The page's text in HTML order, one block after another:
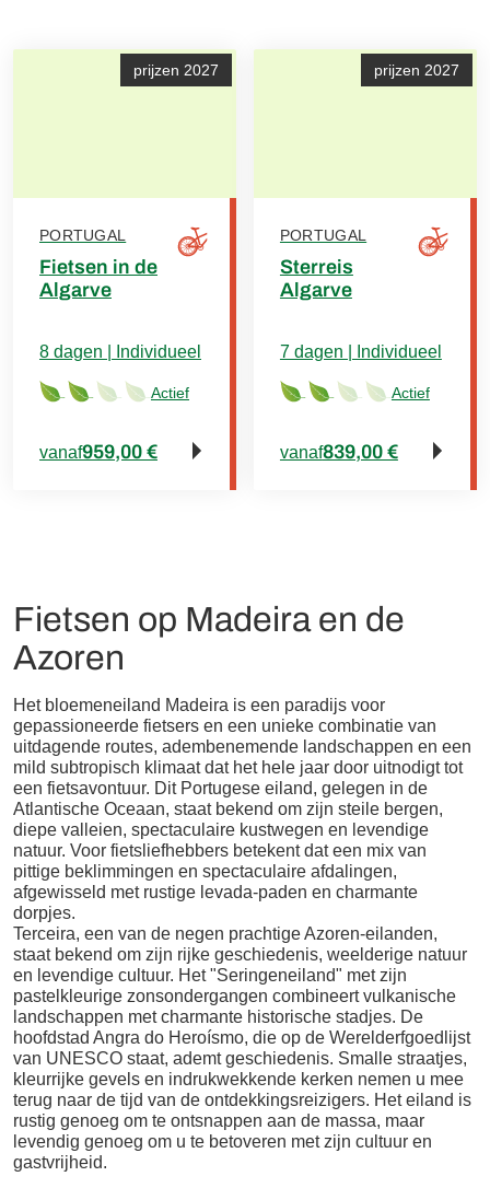
prijzen 2027
PORTUGAL
Fietsen in de
Algarve
Actief
8 dagen | Individueel
vanaf959,00 €
prijzen 2027
PORTUGAL
Sterreis
Algarve
Actief
7 dagen | Individueel
vanaf839,00 €
Fietsen op Madeira en de
Azoren
Het bloemeneiland Madeira is een paradijs voor
gepassioneerde fietsers en een unieke combinatie van
uitdagende routes, adembenemende landschappen en een
mild subtropisch klimaat dat het hele jaar door uitnodigt tot
een fietsavontuur. Dit Portugese eiland, gelegen in de
Atlantische Oceaan, staat bekend om zijn steile bergen,
diepe valleien, spectaculaire kustwegen en levendige
natuur. Voor fietsliefhebbers betekent dat een mix van
pittige beklimmingen en spectaculaire afdalingen,
afgewisseld met rustige levada-paden en charmante
dorpjes.
Terceira, een van de negen prachtige Azoren-eilanden,
staat bekend om zijn rijke geschiedenis, weelderige natuur
en levendige cultuur. Het "Seringeneiland" met zijn
pastelkleurige zonsondergangen combineert vulkanische
landschappen met charmante historische stadjes. De
hoofdstad Angra do Heroísmo, die op de Werelderfgoedlijst
van UNESCO staat, ademt geschiedenis. Smalle straatjes,
kleurrijke gevels en indrukwekkende kerken nemen u mee
terug naar de tijd van de ontdekkingsreizigers. Het eiland is
rustig genoeg om te ontsnappen aan de massa, maar
levendig genoeg om u te betoveren met zijn cultuur en
gastvrijheid.